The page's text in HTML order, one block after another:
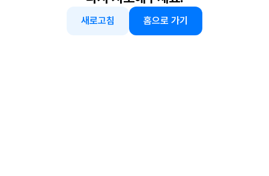
새로고침 홈으로 가기